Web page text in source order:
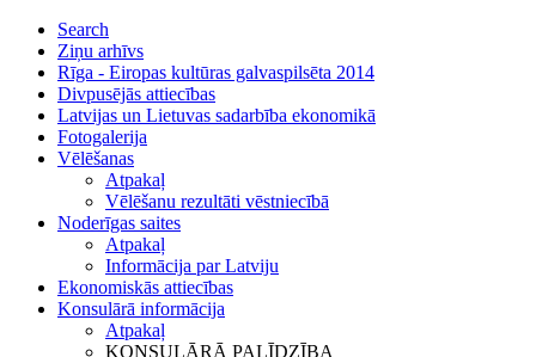
Search
Ziņu arhīvs
Rīga - Eiropas kultūras galvaspilsēta 2014
Divpusējās attiecības
Latvijas un Lietuvas sadarbība ekonomikā
Fotogalerija
Vēlēšanas
Atpakaļ
Vēlēšanu rezultāti vēstniecībā
Noderīgas saites
Atpakaļ
Informācija par Latviju
Ekonomiskās attiecības
Konsulārā informācija
Atpakaļ
KONSULĀRĀ PALĪDZĪBA